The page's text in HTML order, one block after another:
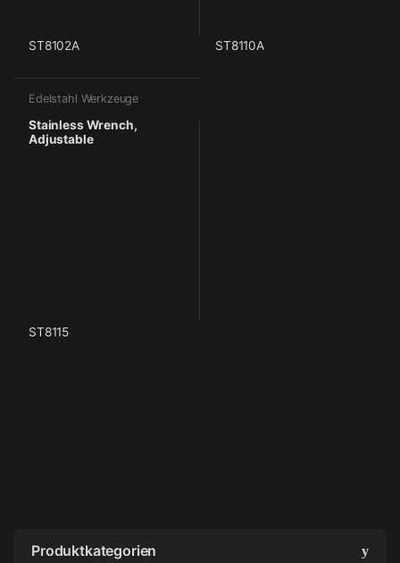
ST8102A ST8110A
Edelstahl Werkzeuge
Stainless Wrench,
Adjustable
ST8115
Produktkategorien